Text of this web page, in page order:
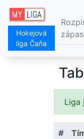
Hokejová
liga Čaňa
Liga
#